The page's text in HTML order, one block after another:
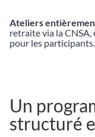
Ateliers
retraite via la CNSA,
pour les participants.
Un
structuré